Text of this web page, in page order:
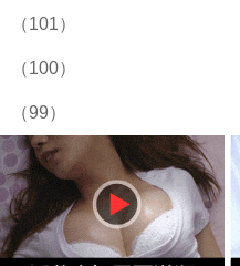
（101）
（100）
（99）